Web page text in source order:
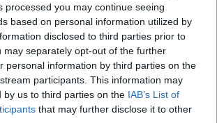
processed you may continue seeing
based on personal information utilized by
disclosed to third parties prior to
may separately opt-out of the further
personal information by third parties on the
participants. This information may
by us to third parties on the IAB’s List of
that may further disclose it to other